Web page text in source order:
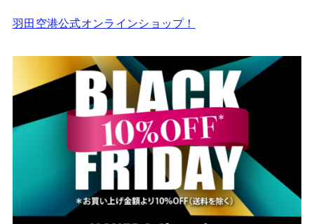
羽田空港公式オンラインショップ！